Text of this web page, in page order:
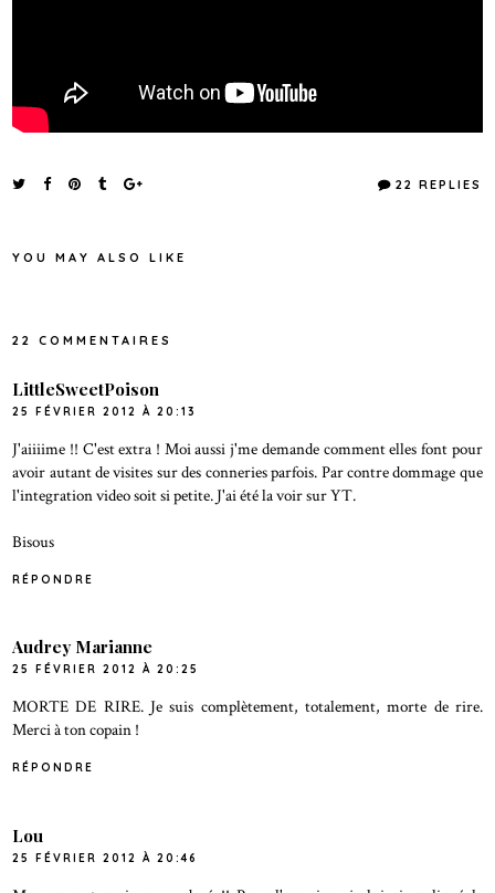
22 REPLIES
YOU MAY ALSO LIKE
22 COMMENTAIRES
LittleSweetPoison
25 FÉVRIER 2012 À 20:13
J'aiiiime !! C'est extra ! Moi aussi j'me demande comment elles font pour
avoir autant de visites sur des conneries parfois. Par contre dommage que
l'integration video soit si petite. J'ai été la voir sur YT.
Bisous
RÉPONDRE
Audrey Marianne
25 FÉVRIER 2012 À 20:25
MORTE DE RIRE. Je suis complètement, totalement, morte de rire.
Merci à ton copain !
RÉPONDRE
Lou
25 FÉVRIER 2012 À 20:46